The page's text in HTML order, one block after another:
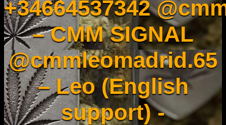
+34664537342
– CMM SIGNAL
@cmmleomadrid.65
– Leo (English
support) -